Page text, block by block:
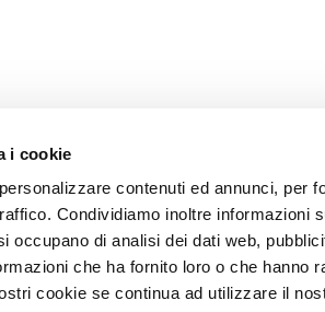
i cookie
contenuti ed annunci, per
Condividiamo inoltre informazioni
occupano di analisi dei dati web,
che ha fornito loro o che hanno
cookie se continua ad utilizzare il